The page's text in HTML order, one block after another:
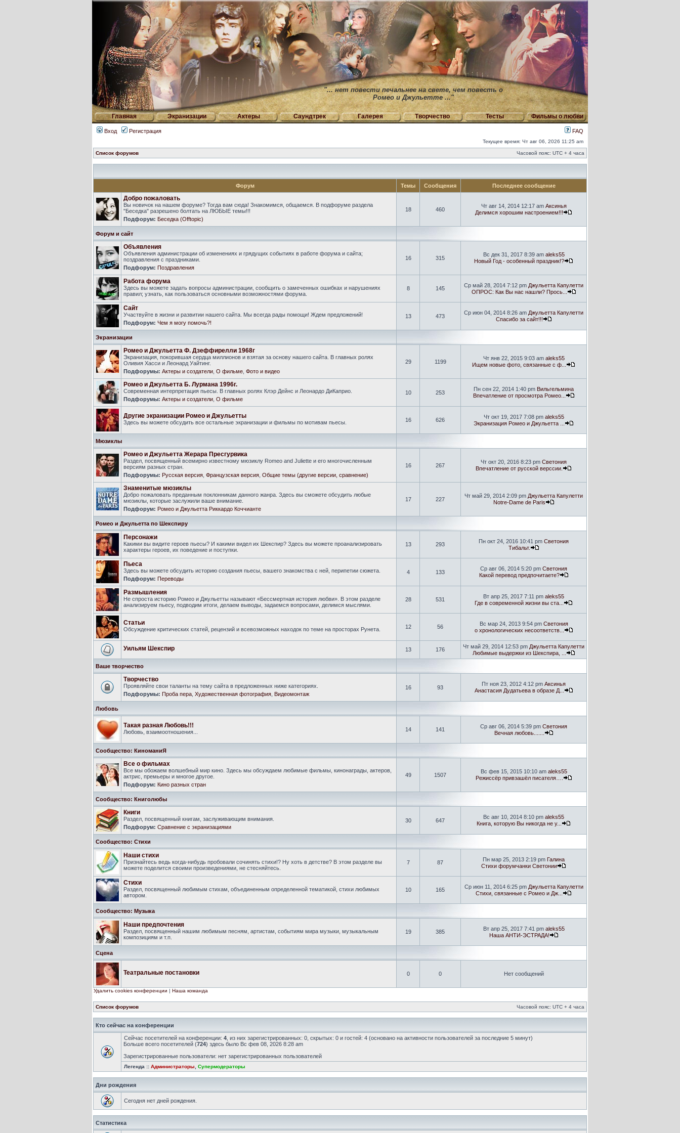
"... нет повести печальнее на свете, чем повесть о
Ромео и Джульетте ..."
Главная Экранизации Актеры Саундтрек Галерея Творчество Тесты Фильмы о любви
Вход Регистрация FAQ
Текущее время: Чт авг 06, 2026 11:25 am
Список форумов Часовой пояс: UTC + 4 часа
Форум Темы Сообщения Последнее сообщение
Добро пожаловать
Вы новичок на нашем форуме? Тогда вам сюда! Знакомимся, общаемся. В подфоруме раздела
"Беседка" разрешено болтать на ЛЮБЫЕ темы!!!
Подфорум: Беседка (Offtopic)
18 460
Чт авг 14, 2014 12:17 am Аксинья
Делимся хорошим настроением!!!
Форум и сайт
Объявления
Объявления администрации об изменениях и грядущих событиях в работе форума и сайта;
поздравления с праздниками.
Подфорум: Поздравления
16 315
Вс дек 31, 2017 8:39 am aleks55
Новый Год - особенный праздник!?
Работа форума
Здесь вы можете задать вопросы администрации, сообщить о замеченных ошибках и нарушениях
правил; узнать, как пользоваться основными возможностями форума.
8 145 Ср май 28, 2014 7:12 pm Джульетта Капулетти
ОПРОС: Как Вы нас нашли? Прось...
Сайт
Участвуйте в жизни и развитии нашего сайта. Мы всегда рады помощи! Ждем предложений!
Подфорум: Чем я могу помочь?!
13 473
Ср июн 04, 2014 8:26 am Джульетта Капулетти
Спасибо за сайт!!!
Экранизации
Ромео и Джульетта Ф. Дзеффирелли 1968г
Экранизация, покорившая сердца миллионов и взятая за основу нашего сайта. В главных ролях
Оливия Хасси и Леонард Уайтинг.
Подфорумы: Актеры и создатели О фильме Фото и видео
29 1199
Чт янв 22, 2015 9:03 am aleks55
Ищем новые фото, связанные с ф...
Ромео и Джульетта Б. Лурмана 1996г.
Современная интерпретация пьесы. В главных ролях Клэр Дейнс и Леонардо ДиКаприо.
Подфорумы: Актеры и создатели О фильме
10 253
Пн сен 22, 2014 1:40 pm Вильгельмина
Впечатление от просмотра Ромео...
Другие экранизации Ромео и Джульетты
Здесь вы можете обсудить все остальные экранизации и фильмы по мотивам пьесы. 16 626 Чт окт 19, 2017 7:08 pm aleks55
Экранизация Ромео и Джульетта ...
Мюзиклы
Ромео и Джульетта Жерара Пресгурвика
Раздел, посвященный всемирно известному мюзиклу Romeo and Juliette и его многочисленным
версиям разных стран.
Подфорумы: Русская версия Французская версия Общие темы (другие версии, сравнение)
16 267
Чт окт 20, 2016 8:23 pm Светония
Впечатление от русской верссии.
Знаменитые мюзиклы
Добро пожаловать преданным поклонникам данного жанра. Здесь вы сможете обсудить любые
мюзиклы, которые заслужили ваше внимание.
Подфорум: Ромео и Джульетта Риккардо Коччианте
17 227
Чт май 29, 2014 2:09 pm Джульетта Капулетти
Notre-Dame de Paris
Ромео и Джульетта по Шекспиру
Персонажи
Какими вы видите героев пьесы? И какими видел их Шекспир? Здесь вы можете проанализировать
характеры героев, их поведение и поступки.
13 293 Пн окт 24, 2016 10:41 pm Светония
Тибальт.
Пьеса
Здесь вы можете обсудить историю создания пьесы, вашего знакомства с ней, перипетии сюжета.
Подфорум: Переводы
4 133
Ср авг 06, 2014 5:20 pm Светония
Какой перевод предпочитаете?
Размышления
Не спроста историю Ромео и Джульетты называют «Бессмертная история любви». В этом разделе
анализируем пьесу, подводим итоги, делаем выводы, задаемся вопросами, делимся мыслями.
28 531 Вт апр 25, 2017 7:11 pm aleks55
Где в современной жизни вы ста...
Статьи
Обсуждение критических статей, рецензий и всевозможных находок по теме на просторах Рунета. 12 56 Вс мар 24, 2013 9:54 pm Светония
о хронологических несоответств...
Уильям Шекспир 13 176 Чт май 29, 2014 12:53 pm Джульетта Капулетти
Любимые выдержки из Шекспира, ...
Ваше творчество
Творчество
Проявляйте свои таланты на тему сайта в предложенных ниже категориях.
Подфорумы: Проба пера Художественная фотография Видеомонтаж
16 93
Пт ноя 23, 2012 4:12 pm Аксинья
Анастасия Дудатьева в образе Д...
Любовь
Такая разная Любовь!!!
Любовь, взаимоотношения... 14 141 Ср авг 06, 2014 5:39 pm Светония
Вечная любовь.......
Сообщество: КиноманиЯ
Все о фильмах
Все мы обожаем волшебный мир кино. Здесь мы обсуждаем любимые фильмы, кинонаграды, актеров,
актрис, премьеры и многое другое.
Подфорум: Кино разных стран
49 1507
Вс фев 15, 2015 10:10 am aleks55
Режиссёр привзашёл писателя….
Сообщество: Книголюбы
Книги
Раздел, посвященный книгам, заслуживающим внимания.
Подфорум: Сравнение с экранизациями
30 647
Вс авг 10, 2014 8:10 pm aleks55
Книга, которую Вы никогда не у...
Сообщество: Стихи
Наши стихи
Признайтесь ведь когда-нибудь пробовали сочинять стихи!? Ну хоть в детстве? В этом разделе вы
можете поделится своими произведениями, не стесняйтесь.
7 87 Пн мар 25, 2013 2:19 pm Галина
Стихи форумчанки Светонии
Стихи
Раздел, посвященный любимым стихам, объединенным определенной тематикой, стихи любимых
автором.
10 165 Ср июн 11, 2014 6:25 pm Джульетта Капулетти
Стихи, связанные с Ромео и Дж...
Сообщество: Музыка
Наши предпочтения
Раздел, посвященный нашим любимым песням, артистам, событиям мира музыки, музыкальным
композициям и т.п.
19 385 Вт апр 25, 2017 7:41 pm aleks55
Наша АНТИ-ЭСТРАДА!
Сцена
Театральные постановки 0 0 Нет сообщений
Удалить cookies конференции | Наша команда
Список форумов Часовой пояс: UTC + 4 часа
Кто сейчас на конференции
Сейчас посетителей на конференции: 4 , из них зарегистрированных: 0, скрытых: 0 и гостей: 4 (основано на активности пользователей за последние 5 минут)
Больше всего посетителей (724) здесь было Вс фев 08, 2026 8:28 am
Зарегистрированные пользователи: нет зарегистрированных пользователей
Легенда :: Администраторы Супермодераторы
Дни рождения
Сегодня нет дней рождения.
Статистика